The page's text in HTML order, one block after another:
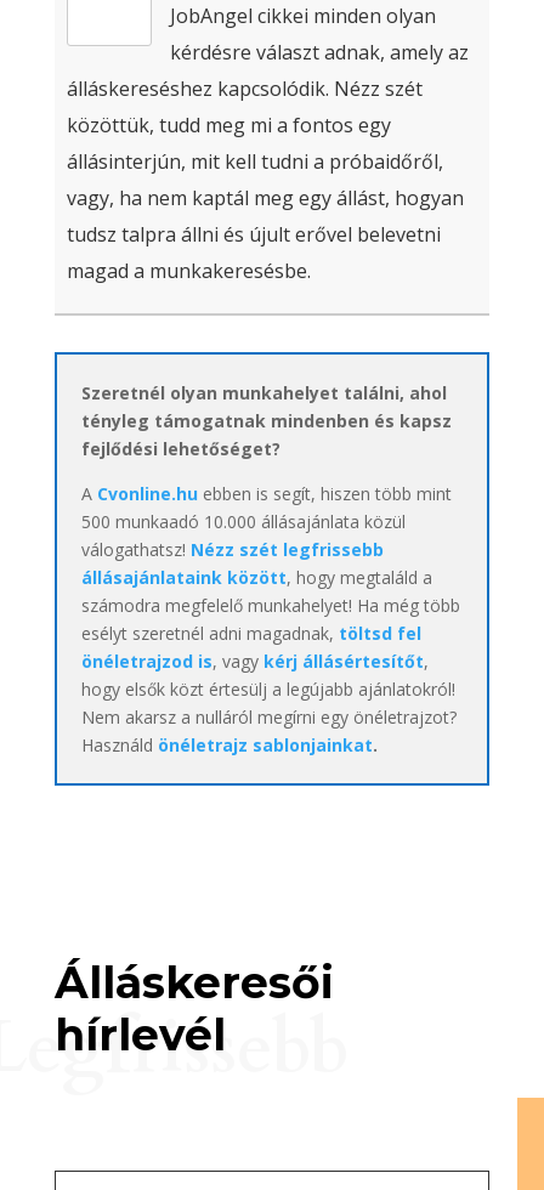
JobAngel cikkei minden olyan
kérdésre választ adnak, amely az
álláskereséshez kapcsolódik. Nézz szét
közöttük, tudd meg mi a fontos egy
állásinterjún, mit kell tudni a próbaidőről,
vagy, ha nem kaptál meg egy állást, hogyan
tudsz talpra állni és újult erővel belevetni
magad a munkakeresésbe.
Szeretnél olyan munkahelyet találni, ahol
tényleg támogatnak mindenben és kapsz
fejlődési lehetőséget?
A Cvonline.huebben is segít, hiszen több mint
500 munkaadó 10.000 állásajánlata közül
válogathatsz! Nézz szét legfrissebb
állásajánlataink között, hogy megtaláld a
számodra megfelelő munkahelyet! Ha még több
esélyt szeretnél adni magadnak, töltsd fel
önéletrajzod is, vagy kérj állásértesítőt,
hogy elsők közt értesülj a legújabb ajánlatokról!
Nem akarsz a nulláról megírni egy önéletrajzot?
Használd önéletrajz sablonjainkat.
Álláskeresői
hírlevél